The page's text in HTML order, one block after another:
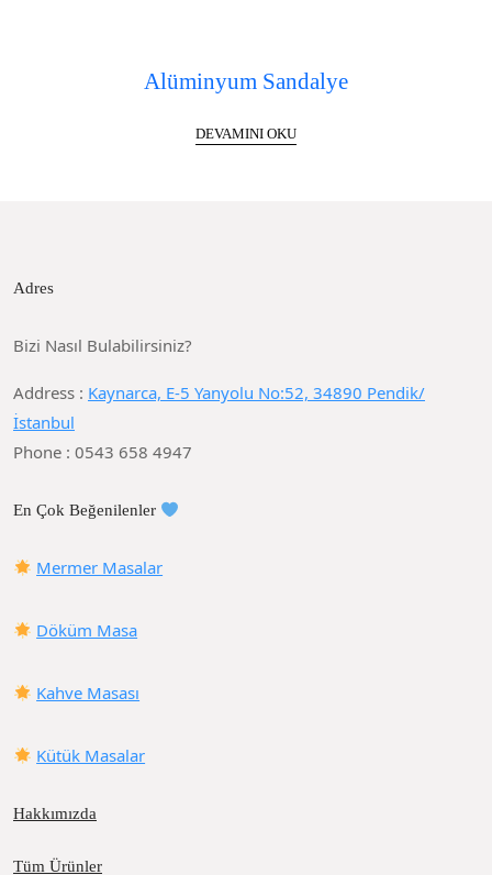
Alüminyum Sandalye
DEVAMINI OKU
Adres
Bizi Nasıl Bulabilirsiniz?
Address : Kaynarca, E-5 Yanyolu No:52, 34890 Pendik/
İstanbul
Phone : 0543 658 4947
En Çok Beğenilenler
Mermer Masalar
Döküm Masa
Kahve Masası
Kütük Masalar
Hakkımızda
Tüm Ürünler